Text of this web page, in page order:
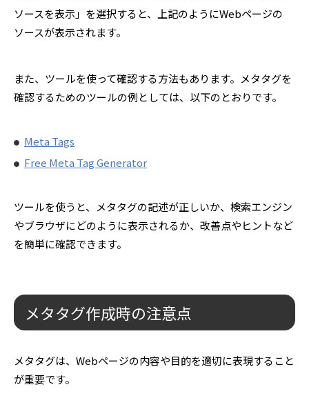
ソースを表示」を選択すると、上記のようにWebページの
ソースが表示されます。
また、ツールを使って確認する方法もあります。メタタグを
確認するためのツールの例としては、以下のとおりです。
Meta Tags
Free Meta Tag Generator
ツールを使うと、メタタグの記述が正しいか、検索エンジン
やブラウザにどのように表示されるか、改善点やヒントなど
を簡単に確認できます。
メタタグ作成時の注意点
メタタグは、Webページの内容や目的を適切に表現すること
が重要です。